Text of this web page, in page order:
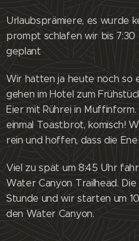
Urlaubsprämiere, es wurde
prompt schlafen wir bis 7:30
geplant 😊
Wir hatten ja heute noch so
gehen im Hotel zum
Eier mit Rührei in
einmal Toastbrot, komisch!
rein und hoffen, dass die
Viel zu spät um 8:45 Uhr
Water Canyon Trailhead.
Stunde und wir starten um
den Water Canyon.